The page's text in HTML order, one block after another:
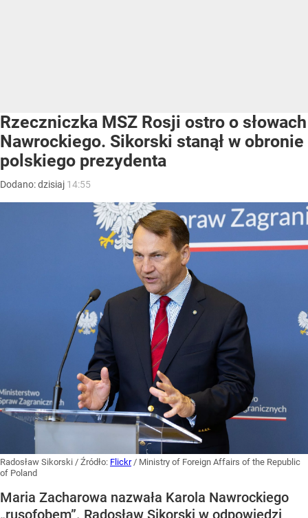
Rzeczniczka MSZ Rosji ostro o słowach
Nawrockiego. Sikorski stanął w obronie
polskiego prezydenta
Dodano:dzisiaj 14:55
Radosław Sikorski / Źródło: Flickr / Ministry of Foreign Affairs of the Republic
of Poland
Maria Zacharowa nazwała Karola Nawrockiego
„rusofobem”. Radosław Sikorski w odpowiedzi